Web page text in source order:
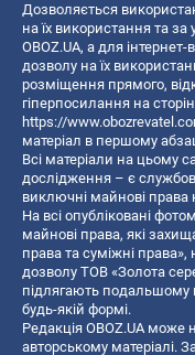
Дозволяється
на їх використання та
OBOZ.UA, а для
дозволу на їх
розміщення прямого,
гіперпосилання на
https://
матеріал в першому
Всі матеріали на цьому
дослідження – є
виключні майнові права
На всі опубліковані
майнові права, які
права та суміжні
дозволу ТОВ «Золота
підлягають
будь-якій формі.
Редакція OBOZ.UA може
авторському матеріалі.